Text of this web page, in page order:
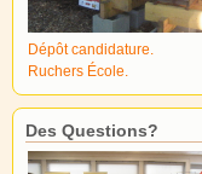
Dépôt candidature.
Ruchers École.
Des Questions?